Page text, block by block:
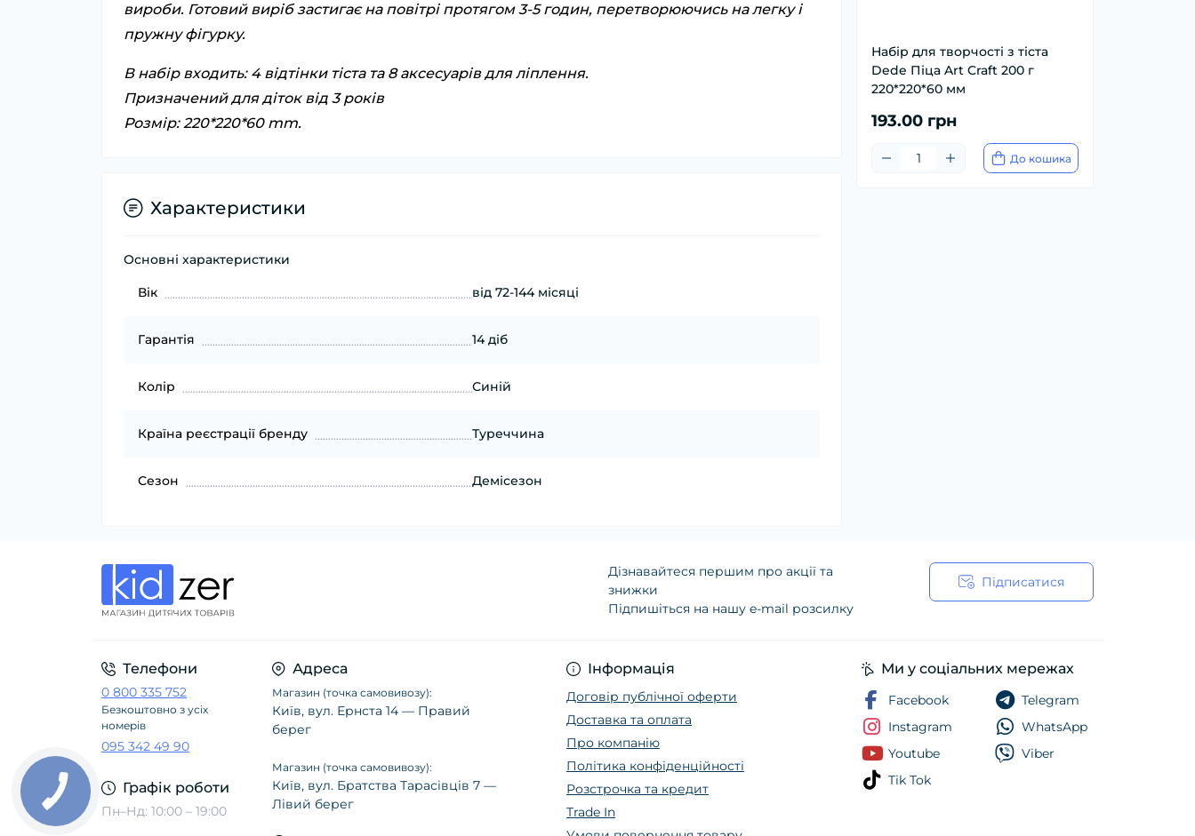
Набір для творчості з тіста
Dede Піца Art Craft 200 г
220*220*60 мм
193.00 грн
До кошика
вироби. Готовий виріб застигає на повітрі протягом 3-5 годин, перетворюючись на легку і
пружну фігурку.
В набір входить: 4 відтінки тіста та 8 аксесуарів для ліплення.
Призначений для діток від 3 років
Розмір: 220*220*60 mm.
Характеристики
Основні характеристики
Вік від 72-144 місяці
Гарантія 14 діб
Колір Синій
Країна реєстрації бренду Туреччина
Сезон Демісезон
Дізнавайтеся першим про акції та
знижки
Підпишіться на нашу e-mail розсилку
Підписатися
Політика конфіденційності
Телефони
0 800 335 752
Безкоштовно з усіх
номерів
095 342 49 90
Графік роботи
Пн–Нд: 10:00 – 19:00
Адреса
Магазин (точка самовивозу):
Київ, вул. Ернста 14 — Правий
берег
Магазин (точка самовивозу):
Київ, вул. Братства Тарасівців 7 —
Лівий берег
Інформація
Договір публічної оферти
Доставка та оплата
Про компанію
Політика конфіденційності
Розстрочка та кредит
Trade In
Ми у соціальних мережах
Facebook
Instagram
Youtube
Tik Tok
Telegram
WhatsApp
Viber